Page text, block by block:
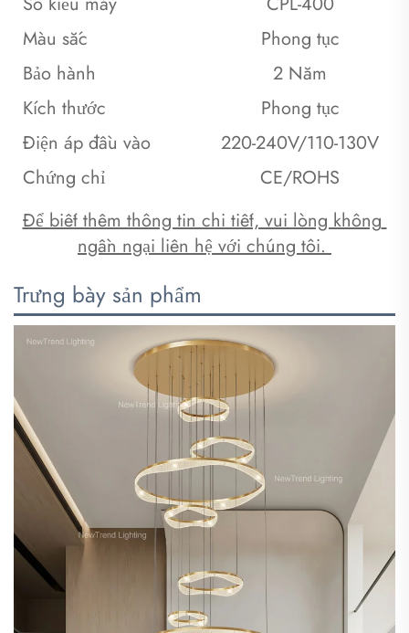
Màu sắc
Phong tục
Bảo hành
2 Năm
Kích thước
Phong tục
Điện áp đầu vào
220-240V/110-130V
Chứng chỉ
CE/ROHS
Để biết thêm thông tin chi tiết, vui lòng không
ngần ngại liên hệ với chúng tôi.
Trưng bày sản phẩm